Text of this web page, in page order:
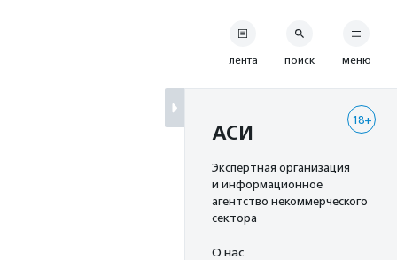
лента поиск меню
18+
АСИ
Экспертная организация
и информационное
агентство некоммерческого
сектора
О нас